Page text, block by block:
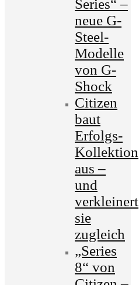
Series“ –
neue G-
Steel-
Modelle
von G-
Shock
Citizen
baut
Erfolgs-
Kollektion
aus –
und
verkleinert
sie
zugleich
„Series
8“ von